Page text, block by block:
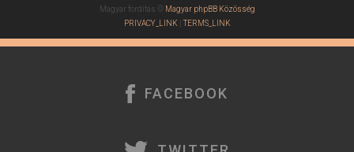
Magyar fordítás © Magyar phpBB Közösség
PRIVACY_LINK |TERMS_LINK
FACEBOOK